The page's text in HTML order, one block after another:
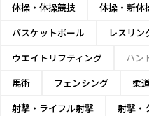
体操・体操競技
体操・新体
バスケットボール
レスリン
ウエイトリフティング
ハン
馬術
フェンシング 柔道
射撃・ライフル射撃
射撃・